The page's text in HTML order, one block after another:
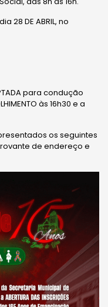
28 DE ABRIL, no
para condução
às 16h30 e a
os seguintes
de endereço e